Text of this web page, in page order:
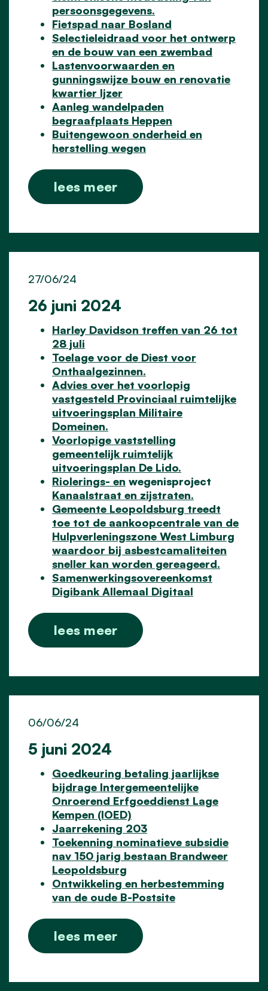
persoonsgegevens.
Fietspad naar Bosland
Selectieleidraad voor het ontwerp
en de bouw van een zwembad
Lastenvoorwaarden en
gunningswijze bouw en renovatie
kwartier Ijzer
Aanleg wandelpaden
begraafplaats Heppen
Buitengewoon onderheid en
herstelling wegen
lees meer
26 juni 2024
27/06/24
Harley Davidson treffen van 26 tot
28 juli
Toelage voor de Diest voor
Onthaalgezinnen.
Advies over het voorlopig
vastgesteld Provinciaal ruimtelijke
uitvoeringsplan Militaire
Domeinen.
Voorlopige vaststelling
gemeentelijk ruimtelijk
uitvoeringsplan De Lido.
Riolerings- en wegenisproject
Kanaalstraat en zijstraten.
Gemeente Leopoldsburg treedt
toe tot de aankoopcentrale van de
Hulpverleningszone West Limburg
waardoor bij asbestcamaliteiten
sneller kan worden gereageerd.
Samenwerkingsovereenkomst
Digibank Allemaal Digitaal
lees meer
5 juni 2024
06/06/24
Goedkeuring betaling jaarlijkse
bijdrage Intergemeentelijke
Onroerend Erfgoeddienst Lage
Kempen (IOED)
Jaarrekening 203
Toekenning nominatieve subsidie
nav 150 jarig bestaan Brandweer
Leopoldsburg
Ontwikkeling en herbestemming
van de oude B-Postsite
lees meer